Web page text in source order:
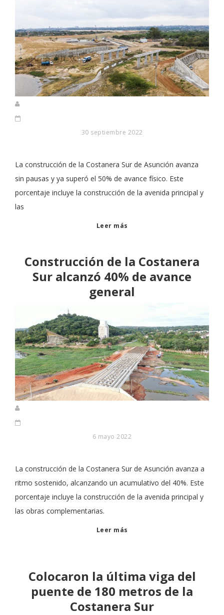
30 septiembre 2022
La construcción de la Costanera Sur de Asunción avanza
sin pausas y ya superó el 50% de avance físico. Este
porcentaje incluye la construcción de la avenida principal y
las
Leer más
Construcción de la Costanera
Sur alcanzó 40% de avance
general
6 mayo 2022
La construcción de la Costanera Sur de Asunción avanza a
ritmo sostenido, alcanzando un acumulativo del 40%. Este
porcentaje incluye la construcción de la avenida principal y
las obras complementarias.
Leer más
Colocaron la última viga del
puente de 180 metros de la
Costanera Sur